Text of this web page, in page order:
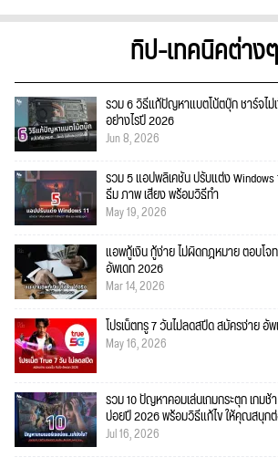
ทิป-เทคนิคต่างๆ
รวม 6 วิธีแก้ปัญหาแบตโน้ตบุ๊ก ชาร์จไม่
อย่างไรปี 2026
Jun 8, 2026
รวม 5 แอปพลิเคชัน ปรับแต่ง Windows
ธีม ภาพ เสียง พร้อมวิธีทำ
May 19, 2026
แอพกู้เงิน กู้ง่าย ไม่ผิดกฎหมาย ตอบโจ
อัพเดท 2026
Mar 14, 2026
โปรเน็ตทรู 7 วันไม่ลดสปีด สมัครง่าย อั
May 16, 2026
รวม 10 ปัญหาคอมเล่นเกมกระตุก เกมช้
บ่อยปี 2026 พร้อมวิธีแก้ไข ให้คุณสนุกต่
Jul 16, 2026